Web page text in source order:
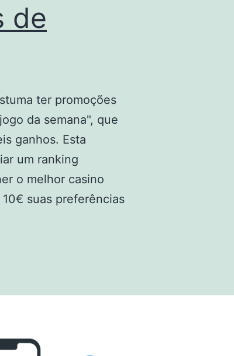
de
ter promoções
da semana", que
ganhos. Esta
um ranking
o melhor casino
suas preferências